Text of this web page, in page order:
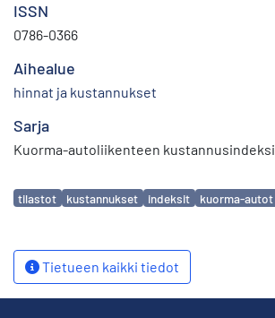
ISSN
0786-0366
Aihealue
hinnat ja kustannukset
Sarja
Kuorma-autoliikenteen kustannusindeksi
Avainsanat
tilastot kustannukset indeksit kuorma-autot
Tietueen kaikki tiedot